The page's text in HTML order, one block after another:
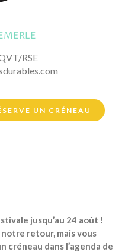
RSE
UN CRÉNEAU
jusqu’au 24 août !
retour, mais vous
créneau dans l’agenda de